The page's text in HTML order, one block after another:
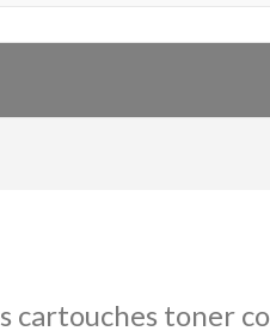
cartouches toner